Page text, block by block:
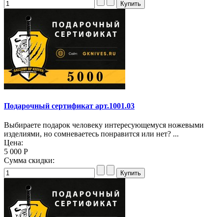
Подарочный сертификат арт.1001.03
Выбираете подарок человеку интересующемуся ножевыми
изделиями, но сомневаетесь понравится или нет? ...
Цена:
5 000 Р
Сумма скидки: